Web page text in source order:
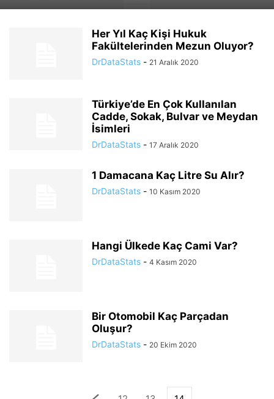
Her Yıl Kaç Kişi Hukuk
Fakültelerinden Mezun Oluyor?
DrDataStats - 21 Aralık 2020
Türkiye’de En Çok Kullanılan
Cadde, Sokak, Bulvar ve Meydan
İsimleri
DrDataStats - 17 Aralık 2020
1 Damacana Kaç Litre Su Alır?
DrDataStats - 10 Kasım 2020
Hangi Ülkede Kaç Cami Var?
DrDataStats - 4 Kasım 2020
Bir Otomobil Kaç Parçadan
Oluşur?
DrDataStats - 20 Ekim 2020